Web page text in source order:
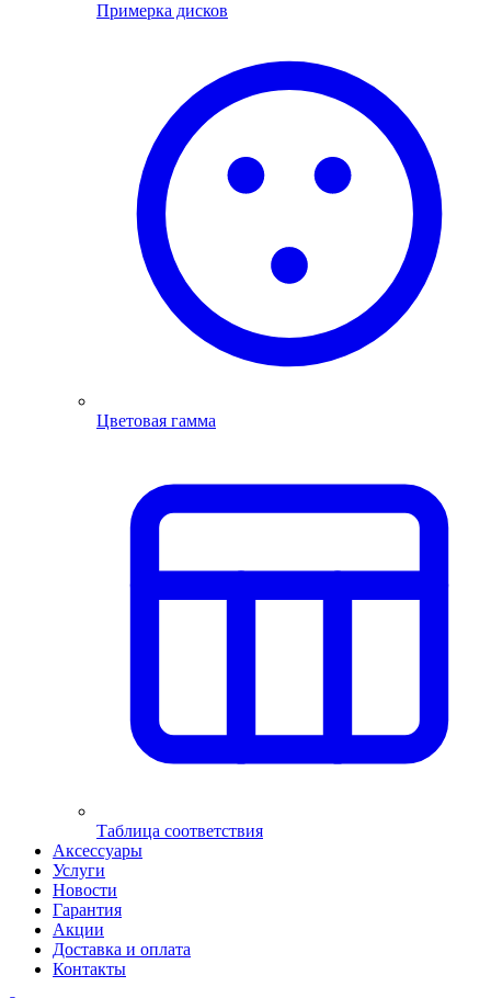
Примерка дисков
Цветовая гамма
Таблица соответствия
Аксессуары
Услуги
Новости
Гарантия
Акции
Доставка и оплата
Контакты